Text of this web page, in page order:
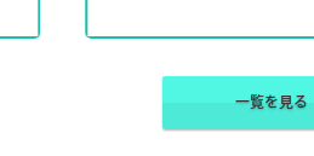
一覧を見る